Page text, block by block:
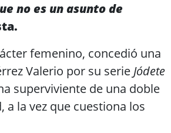
no es un asunto de
femenino, concedió una
Valerio por su serie Jódete
superviviente de una doble
la vez que cuestiona los